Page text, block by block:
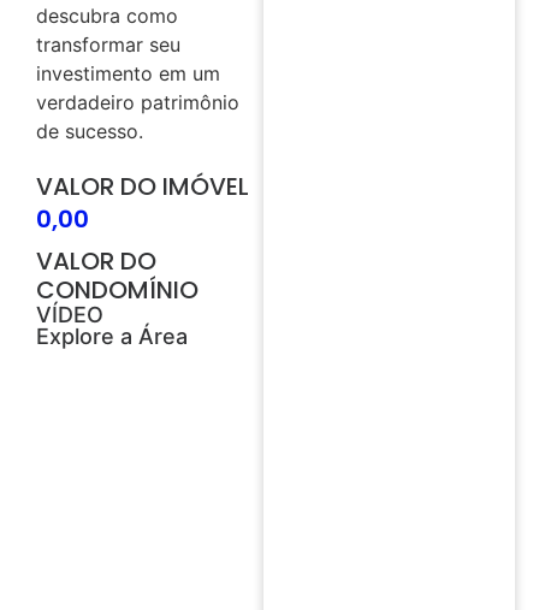
descubra como
transformar seu
investimento em um
verdadeiro patrimônio
de sucesso.
VALOR DO IMÓVEL
0,00
VALOR DO
CONDOMÍNIO
VÍDEO
Explore a Área